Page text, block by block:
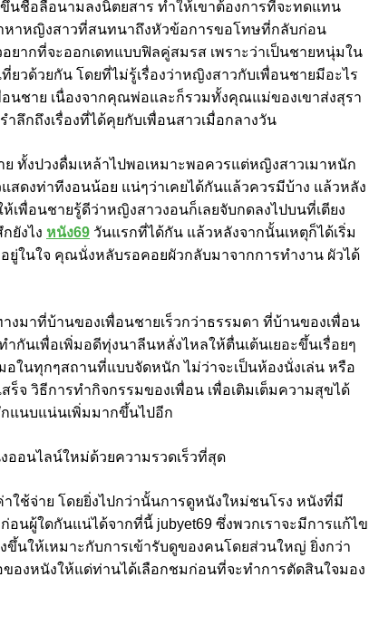
นชื่อลือนามลงนิตยสาร ทำให้เขาต้องการที่จะทดแทน
หาหญิงสาวที่สนทนาถึงหัวข้อการขอโทษที่กลับก่อน
อยากที่จะออกเดทแบบฟิลคู่สมรส เพราะว่าเป็นชายหนุ่มใน
ยวด้วยกัน โดยที่ไม่รู้เรื่องว่าหญิงสาวกับเพื่อนชายมีอะไร
นชาย เนื่องจากคุณพ่อและก็รวมทั้งคุณแม่ของเขาส่งสุรา
กถึงเรื่องที่ได้คุยกับเพื่อนสาวเมื่อกลางวัน
ทั้งปวงดื่มเหล้าไปพอเหมาะพอควรแต่หญิงสาวเมาหนัก
ดงท่าทีงอนน้อย แน่ๆว่าเคยได้กันแล้วควรมีบ้าง แล้วหลัง
พื่อนชายรู้ดีว่าหญิงสาวงอนก็เลยจับกดลงไปบนที่เตียง
ยังไง หนัง69 วันแรกที่ได้กัน แล้วหลังจากนั้นเหตุก็ได้เริ่ม
ในใจ คุณนั่งหลับรอคอยผัวกลับมาจากการทำงาน ผัวได้
งมาที่บ้านของเพื่อนชายเร็วกว่าธรรมดา ที่บ้านของเพื่อน
กันเพื่อเพิ่มอดีทุ่งนาลีนหลั่งไหลให้ตื่นเต้นเยอะขึ้นเรื่อยๆ
อในทุกๆสถานที่แบบจัดหนัก ไม่ว่าจะเป็นห้องนั่งเล่น หรือ
จ วิธีการทำกิจกรรมของเพื่อน เพื่อเติมเต็มความสุขได้
กแนบแน่นเพิ่มมากขึ้นไปอีก
อนไลน์ใหม่ด้วยความรวดเร็วที่สุด
ใช้จ่าย โดยยิ่งไปกว่านั้นการดูหนังใหม่ชนโรง หนังที่มี
นผู้ใดกันแน่ได้จากที่นี้ jubyet69 ซึ่งพวกเราจะมีการแก้ไข
ขึ้นให้เหมาะกับการเข้ารับดูของคนโดยส่วนใหญ่ ยิ่งกว่า
ของหนังให้แด่ท่านได้เลือกชมก่อนที่จะทำการตัดสินใจมอง